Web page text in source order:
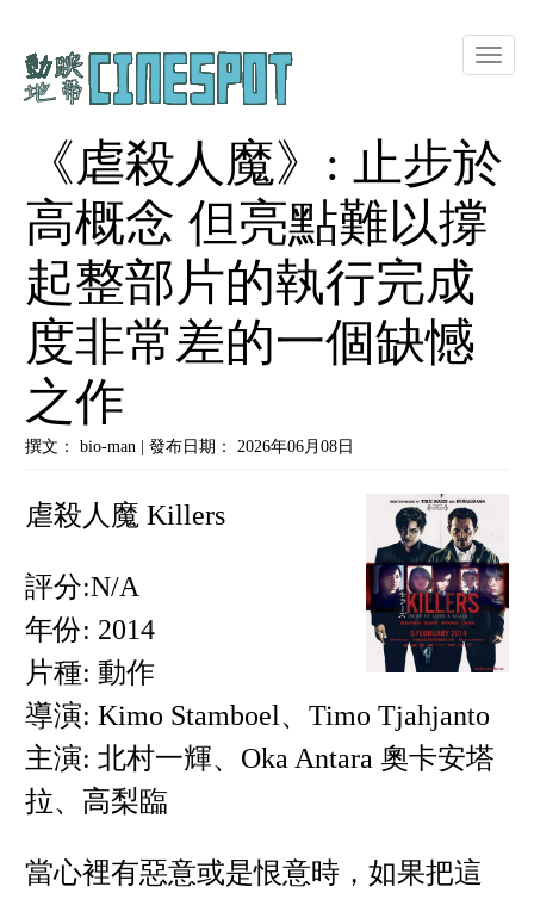
Toggle
《虐殺人魔》: 止步於
高概念 但亮點難以撐
起整部片的執行完成
度非常差的一個缺憾
之作
撰文： bio-man | 發布日期： 2026年06月08日
虐殺人魔 Killers
評分:N/A
年份: 2014
片種: 動作
導演: Kimo Stamboel、Timo Tjahjanto
主演: 北村一輝、Oka Antara 奧卡安塔
拉、高梨臨
當心裡有惡意或是恨意時，如果把這